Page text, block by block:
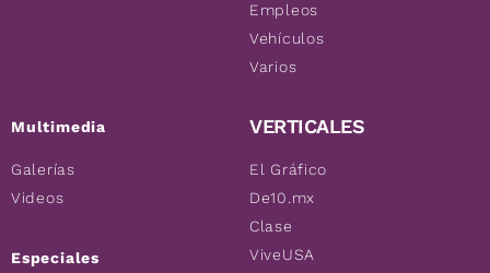
Multimedia
Galerías
Videos
Especiales
Empleos
Vehículos
Varios
VERTICALES
El Gráfico
De10.mx
Clase
ViveUSA